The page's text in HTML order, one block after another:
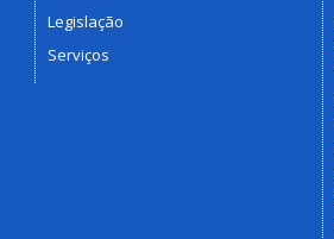
Legislação
Serviços